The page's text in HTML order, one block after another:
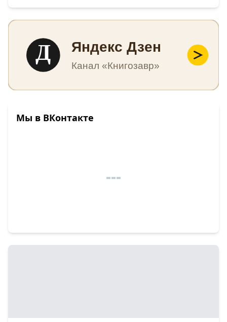
Д Яндекс Дзен
Канал «Книгозавр»
Мы в ВКонтакте